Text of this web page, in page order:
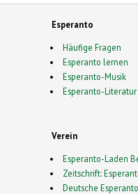
Esperanto
Häufige Fragen
Esperanto lernen
Esperanto-Musik
Esperanto-Literatur
Verein
Esperanto-Laden
Zeitschrift:
Deutsche